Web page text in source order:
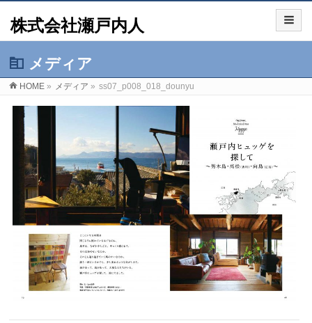
株式会社瀬戸内人
メディア
HOME » メディア » ss07_p008_018_dounyu